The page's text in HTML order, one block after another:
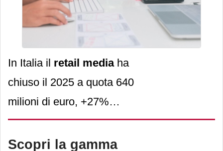
generativa.
In Italia il retail mediaha
chiuso il 2025 a quota 640
milioni di euro, +27%
rispetto all'anno prima, e gli
Osservatori del Politecnico
Scopri la gamma